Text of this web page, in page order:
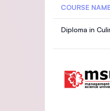
COURSE
Diploma in